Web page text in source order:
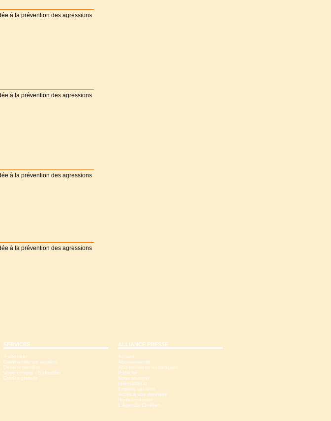
SERVICES
S'abonner
Commander un numéro
Devenir membre
Votre compte - S'identifer
Crédits gratuits
ALLIANCE PRESSE
Accueil
Abonnements
Abonnements numériques
Publicité
Nous soutenir
International
Emplois vacants
Accès à vos données
Nous contacter
L'Agenda Chrétien